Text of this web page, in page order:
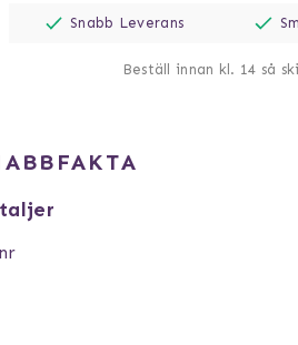
Snabb Leverans
Beställ innan kl. 14 så